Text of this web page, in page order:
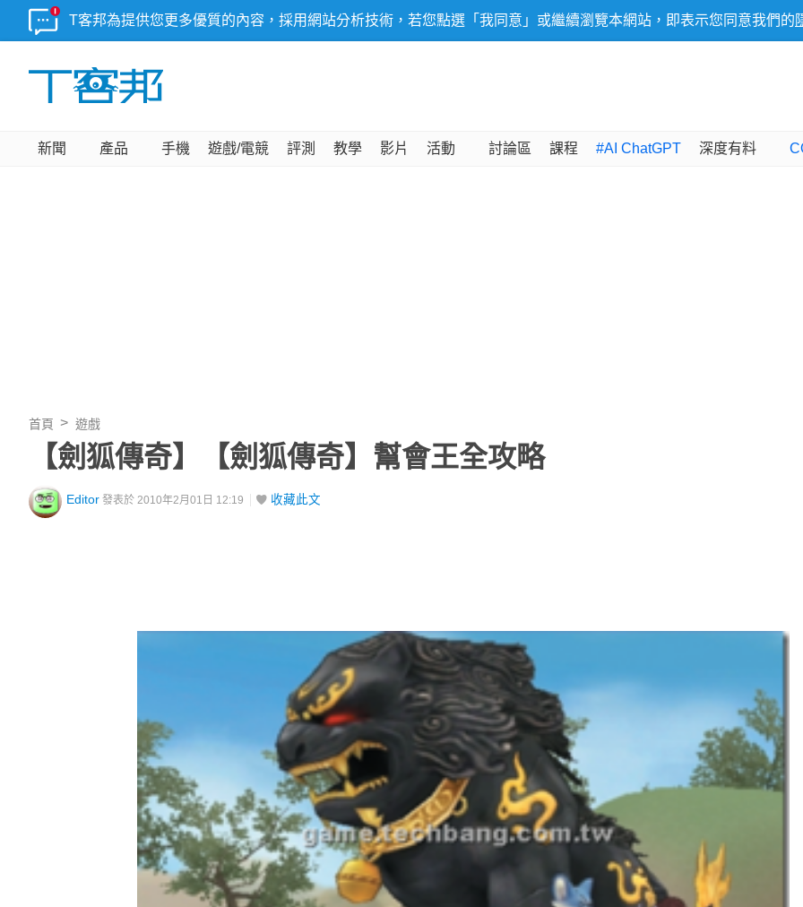
T客邦為提供您更多優質的內容，採用網站分析技術，若您點選「我同意」或繼續瀏覽本網站，即表示您同意我們的
新聞 產品 手機 遊戲/電競 評測 教學 影片 活動 討論區 課程 #AI ChatGPT 深度有料
首頁 遊戲
【劍狐傳奇】【劍狐傳奇】幫會王全攻略
Editor 發表於 2010年2月01日 12:19 收藏此文